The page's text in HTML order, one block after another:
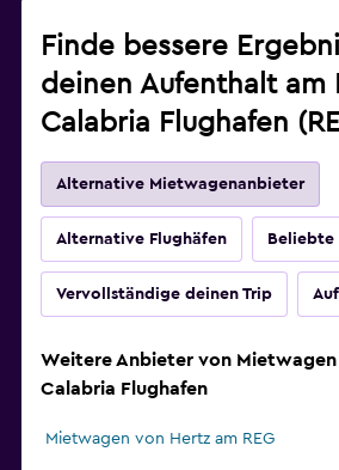
Finde bessere
deinen Aufenthalt am
Calabria Flughafen
Alternative Mietwagenanbieter
Alternative Flughäfen Beliebte
Vervollständige deinen Trip
Weitere Anbieter von Mietwagen
Calabria Flughafen
Mietwagen von Hertz am REG